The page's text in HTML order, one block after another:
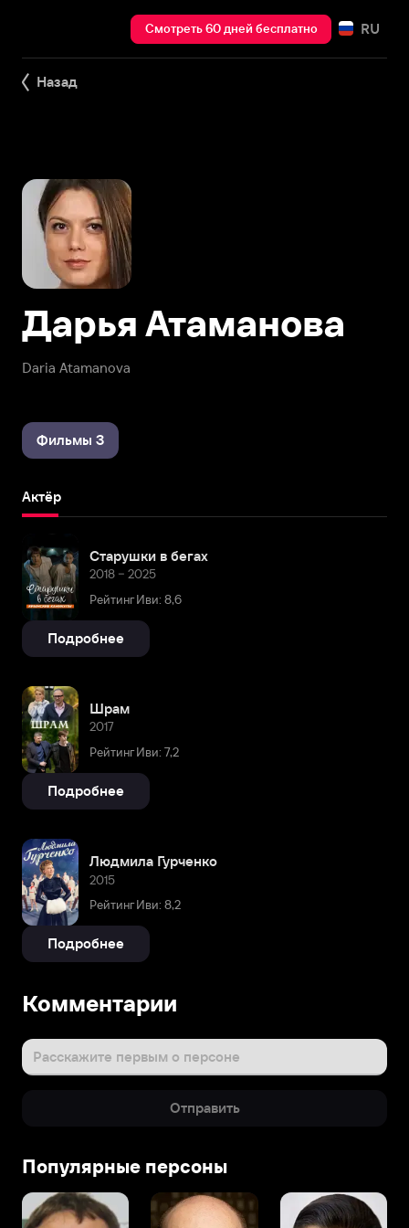
Смотреть 60 дней бесплатно RU
Назад
Daria Atamanova
Дарья Атаманова
Фильмы 3
Актёр
Старушки в бегах
2018 – 2025
Рейтинг Иви: 8,6
Подробнее
Шрам
2017
Рейтинг Иви: 7,2
Подробнее
Людмила Гурченко
2015
Рейтинг Иви: 8,2
Подробнее
Комментарии
Расскажите первым о персоне
Отправить
Популярные персоны